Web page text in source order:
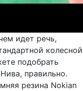
идет речь,
колесной
подобрать
правильно.
резина Nokian